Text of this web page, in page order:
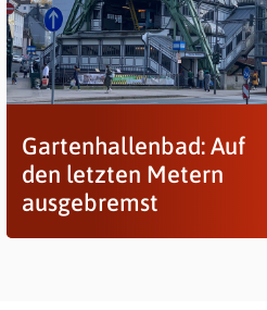
Gartenhallenbad: Auf
den letzten Metern
ausgebremst